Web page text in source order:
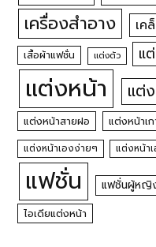
เครื่องสำอาง เค
เสื้อผ้าแฟชั่น แต่งตัว แ
แต่งหน้า แต่
แต่งหน้าสายฝอ แต่งหน้าเ
แต่งหน้าเองง่ายๆ แต่งหน้า
แฟชั่น แฟชั่นผู้หญิ
ไอเดียแต่งหน้า